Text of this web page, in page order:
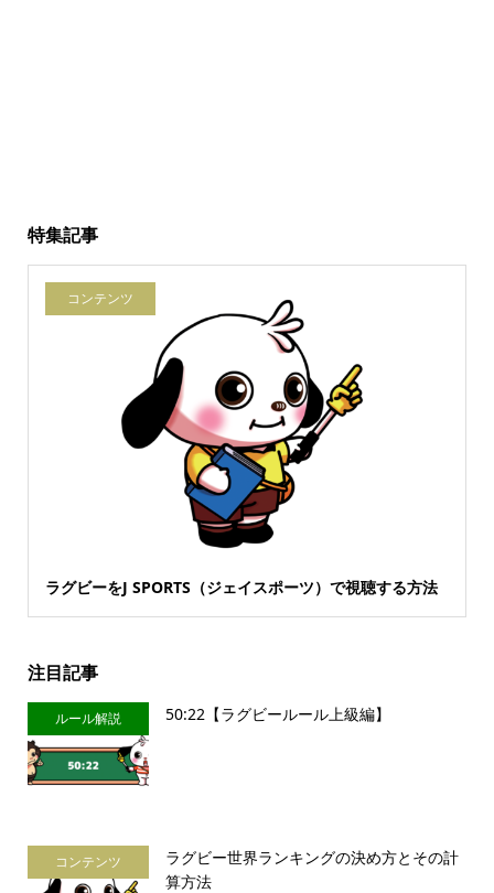
特集記事
コンテンツ
ラグビーをJ SPORTS（ジェイスポーツ）で視聴する方法
注目記事
ルール解説 50:22【ラグビールール上級編】
コンテンツ
ラグビー世界ランキングの決め方とその計
算方法